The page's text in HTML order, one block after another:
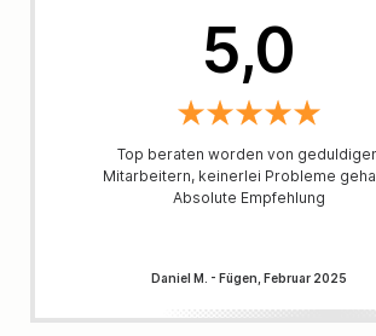
5,0
Top beraten worden von
Mitarbeitern, keinerlei Probleme
Absolute Empfehlung
Daniel M. - Fügen, Februar 2025